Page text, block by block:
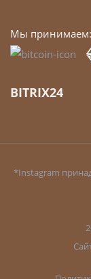
Мы принимаем:
BITRIX24
*Instagram